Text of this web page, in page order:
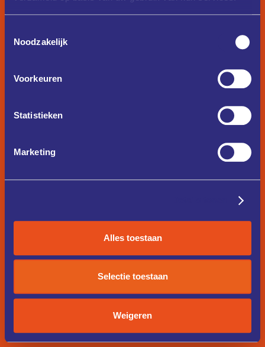
Noodzakelijk
Voorkeuren
Statistieken
Marketing
Alles toestaan
Selectie toestaan
Weigeren